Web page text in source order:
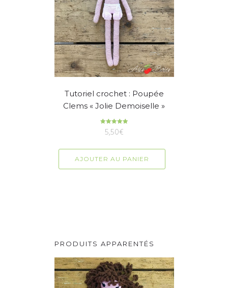
Tutoriel crochet : Poupée
Clems « Jolie Demoiselle »
Note
5.00
5,50€
AJOUTER AU PANIER
PRODUITS APPARENTÉS